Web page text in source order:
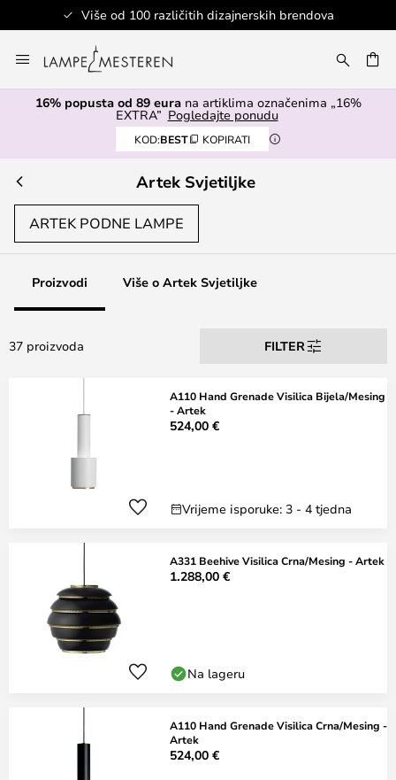
Više od 100 različitih dizajnerskih brendova
to
Content
16% popusta od 89 eurana artiklima označenima „16%
EXTRA” Pogledajte ponudu
KOD:BEST KOPIRATI
Artek Svjetiljke
ARTEK PODNE LAMPE
Proizvodi Više o Artek Svjetiljke
37 proizvoda FILTER
A110 Hand Grenade Visilica Bijela/Mesing
- Artek
524,00 €
Vrijeme isporuke: 3 - 4 tjedna
A331 Beehive Visilica Crna/Mesing - Artek
1.288,00 €
Na lageru
A110 Hand Grenade Visilica Crna/Mesing -
Artek
524,00 €